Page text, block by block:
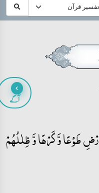
آگے
طَوۡعًا وَّ کَرۡہًا وَّ ظِلٰلُہُمۡ